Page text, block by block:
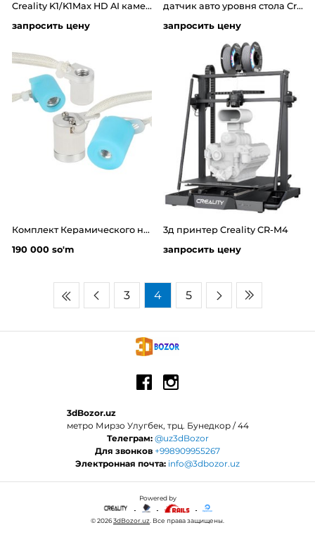
Creality K1/K1Max HD AI камера камера высокого разрешение
запросить цену
датчик авто уровня стола Creality CR Touch
запросить цену
Комплект Керамического нагревателя
190 000 so'm
3д принтер Creality CR-M4
запросить цену
3 4 5
3dBozor.uz
метро Мирзо Улугбек, трц. Бунедкор / 44
Телеграм: @uz3dBozor
Для звонков +998909955267
Электронная почта: info@3dbozor.uz
Powered by
© 20263dBozor.uz . Все права защищены.